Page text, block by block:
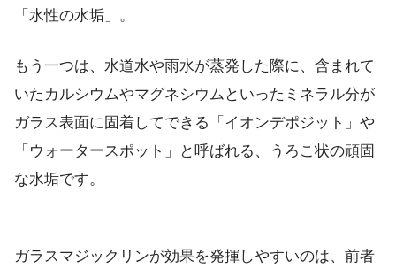
「水性の水垢」。
もう一つは、水道水や雨水が蒸発した際に、含まれて
いたカルシウムやマグネシウムといったミネラル分が
ガラス表面に固着してできる「イオンデポジット」や
「ウォータースポット」と呼ばれる、うろこ状の頑固
な水垢です。
ガラスマジックリンが効果を発揮しやすいのは、前者